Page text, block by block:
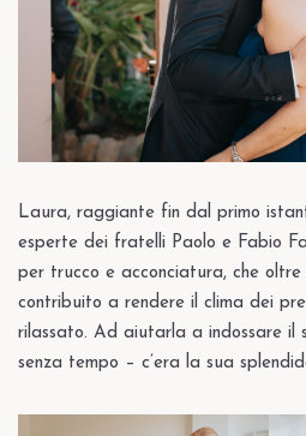
Laura, raggiante fin dal primo
esperte dei fratelli Paolo e Fabio
per trucco e acconciatura, che oltre
contribuito a rendere il clima dei
rilassato. Ad aiutarla a indossare il
senza tempo – c’era la sua